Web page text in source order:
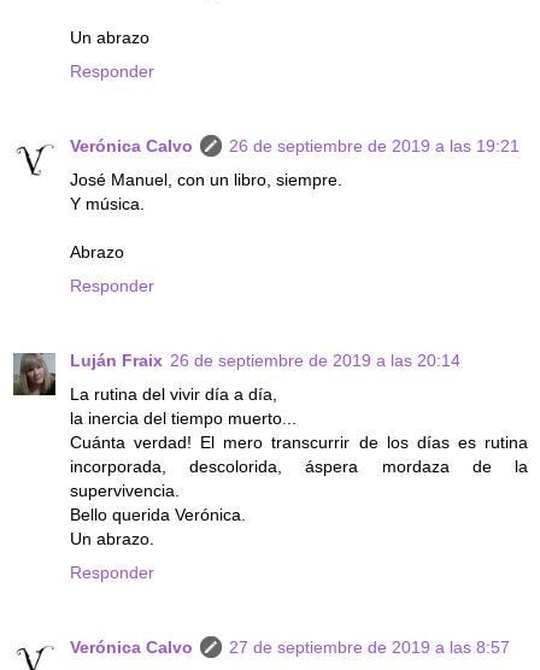
Un abrazo
Responder
Verónica Calvo
26 de septiembre de 2019 a las 19:21
José Manuel, con un libro, siempre.
Y música.
Abrazo
Responder
Luján Fraix 26 de septiembre de 2019 a las 20:14
La rutina del vivir día a día,
la inercia del tiempo muerto...
Cuánta verdad! El mero transcurrir de los días es rutina
incorporada, descolorida, áspera mordaza de la
supervivencia.
Bello querida Verónica.
Un abrazo.
Responder
Verónica Calvo
27 de septiembre de 2019 a las 8:57